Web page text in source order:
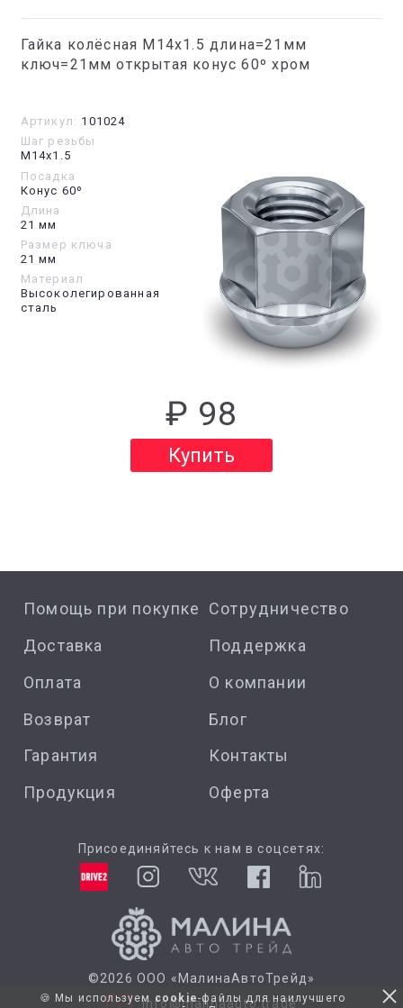
Гайка колёсная М14x1.5 длина=21мм
ключ=21мм открытая конус 60º хром
Артикул: 101024
Шаг резьбы
М14х1.5
Посадка
Конус 60º
Длина
21 мм
Размер ключа
21 мм
Материал
Высоколегированная
сталь
₽ 98
Купить
©2026 ООО «МалинаАвтоТрейд»
info@malinaauto.trade
Помощь при покупке
Доставка
Оплата
Возврат
Гарантия
Продукция
Сотрудничество
Поддержка
О компании
Блог
Контакты
Оферта
Присоединяйтесь к нам в соцсетях:
🍪 Мы используем cookie-файлы для наилучшего